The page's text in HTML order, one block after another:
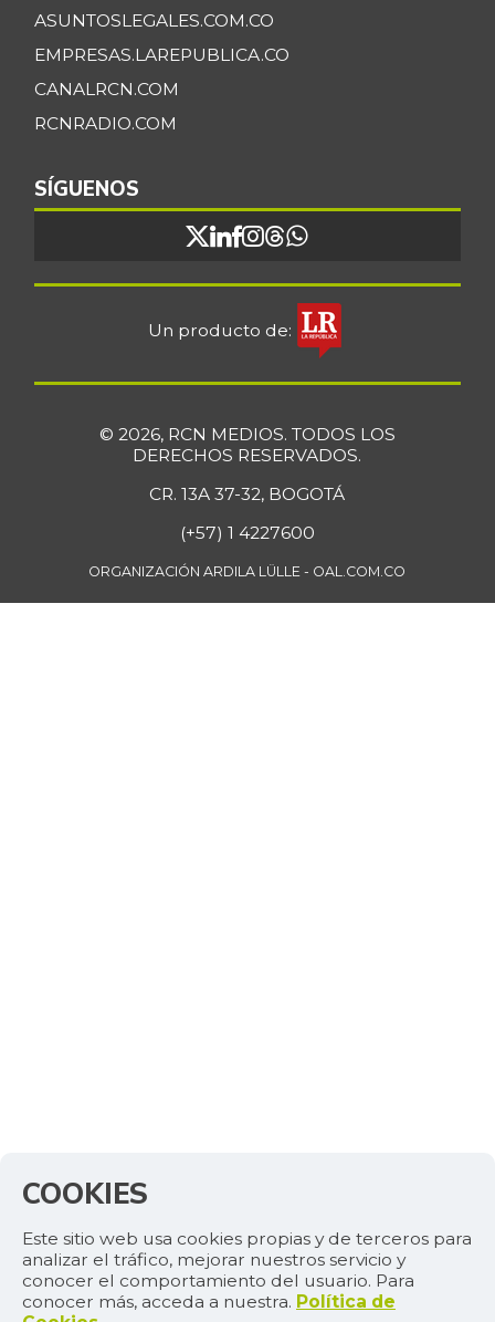
ASUNTOSLEGALES.COM.CO
EMPRESAS.LAREPUBLICA.CO
CANALRCN.COM
RCNRADIO.COM
SÍGUENOS
Un producto de:
© 2026, RCN MEDIOS. TODOS LOS
DERECHOS RESERVADOS.
CR. 13A 37-32, BOGOTÁ
(+57) 1 4227600
ORGANIZACIÓN ARDILA LÜLLE - OAL.COM.CO
COOKIES
Este sitio web usa cookies propias y de terceros para
analizar el tráfico, mejorar nuestros servicio y
conocer el comportamiento del usuario. Para
conocer más, acceda a nuestra. Política de